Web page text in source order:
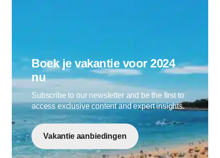
Boek je vakantie voor 2024
nu
Subscribe to our newsletter and be the first to
access exclusive content and expert insights.
Vakantie aanbiedingen